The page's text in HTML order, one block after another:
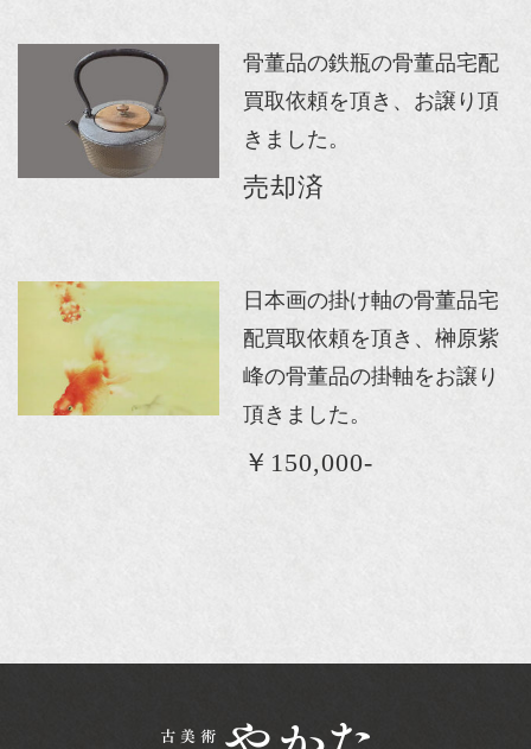
骨董品の鉄瓶の骨董品宅配
買取依頼を頂き、お譲り頂
きました。
売却済
日本画の掛け軸の骨董品宅
配買取依頼を頂き、榊原紫
峰の骨董品の掛軸をお譲り
頂きました。
￥150,000-